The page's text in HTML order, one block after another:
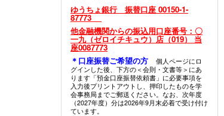
ゆうちょ銀行 振替口座 00150-1-
87773
他金融機関からの振込用口座番号：〇
一九（ゼロイチキュウ）店（019） 当
座0087773
＊口座振替ご希望の方
個人ページにロ
グインした後、下方の＜会則・文書等＞にあ
ります「預金口座振替依頼書」に必要事項を
入力後プリントアウトし、押印したものを学
会事務局までご郵送ください。なお、次年度
（2027年度）分は2026年9月末必着で受け付け
ています。